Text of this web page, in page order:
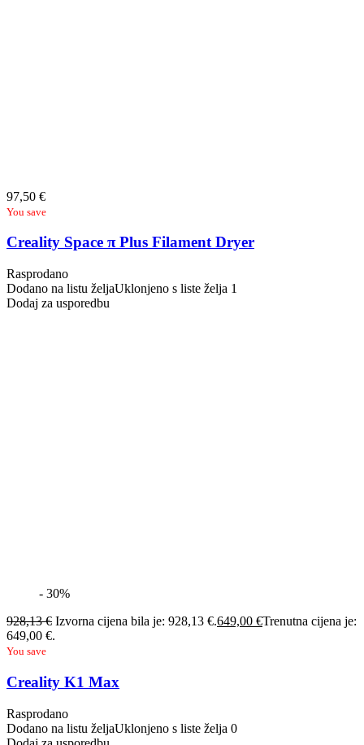
97,50 €
You save
Creality Space π Plus Filament Dryer
Rasprodano
Dodano na listu željaUklonjeno s liste želja 1
Dodaj za usporedbu
- 30%
928,13€ Izvorna cijena bila je: 928,13 €.649,00 €Trenutna cijena je:
649,00 €.
You save
Creality K1 Max
Rasprodano
Dodano na listu željaUklonjeno s liste želja 0